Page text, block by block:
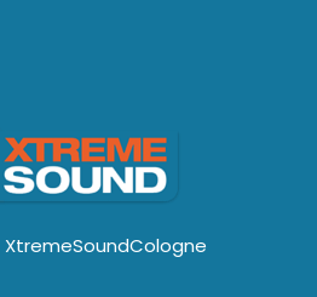
XtremeSoundCologne